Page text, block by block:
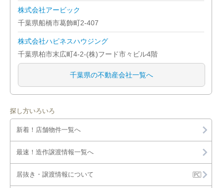
株式会社アービック
千葉県船橋市葛飾町2-407
株式会社ハピネスハウジング
千葉県柏市末広町4-2-(株)フード市々ビル4階
千葉県の不動産会社一覧へ
探し方いろいろ
新着！店舗物件一覧へ
最速！造作譲渡情報一覧へ
居抜き・譲渡情報について